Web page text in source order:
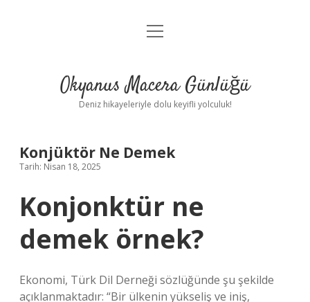
Anasayfa
Yasal Uyarı
menüyü
Okyanus Macera Günlüğü
Deniz hikayeleriyle dolu keyifli yolculuk!
Konjüktör Ne Demek
Tarih: Nisan 18, 2025
Konjonktür ne
demek örnek?
Ekonomi, Türk Dil Derneği sözlüğünde şu şekilde
açıklanmaktadır: “Bir ülkenin yükseliş ve iniş,